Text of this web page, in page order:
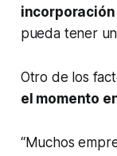
pueda tener
Otro de los
el momento
“Muchos